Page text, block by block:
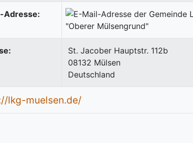
Adresse:
St. Jacober Hauptstr. 112b
08132 Mülsen
Deutschland
lkg-muelsen.de/